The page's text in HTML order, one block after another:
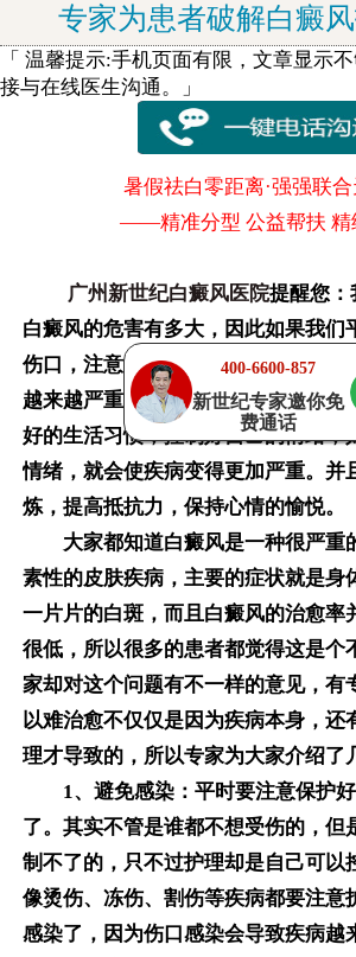
专家为患者破解白癜
「 温馨提示:手机页面有限，文章显示
接与在线医生沟通。」
暑假祛白零距离·强强联合
——精准分型 公益帮扶
广州新世纪白癜风医院提醒您：
白癜风的危害有多大，因此如果我们
伤口，注意消毒，避免伤口感染，伤
越来越严重的，所以为了避免伤口感
好的生活习惯，控制好自己的情绪，
情绪，就会使疾病变得更加严重。并
炼，提高抵抗力，保持心情的愉悦。
大家都知道白癜风是一种很严重
素性的皮肤疾病，主要的症状就是身
一片片的白斑，而且白癜风的治愈率
很低，所以很多的患者都觉得这是个
家却对这个问题有不一样的意见，有
以难治愈不仅仅是因为疾病本身，还
理才导致的，所以专家为大家介绍了
1、避免感染：平时要注意保护好
了。其实不管是谁都不想受伤的，但
制不了的，只不过护理却是自己可以
像烫伤、冻伤、割伤等疾病都要注意
感染了，因为伤口感染会导致疾病越
400-6600-857
新世纪专家邀你免
费通话